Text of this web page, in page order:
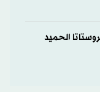
الحميد